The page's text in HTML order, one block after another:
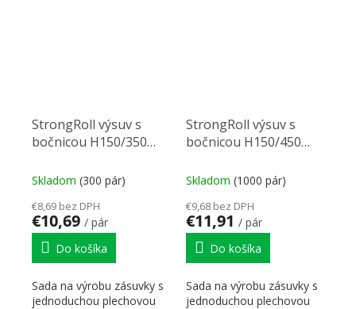
StrongRoll výsuv s
bočnicou H150/350
Skladom (300 pár)
€8,69 bez DPH
€10,69 / pár
Do košíka
Sada na výrobu zásuvky s
jednoduchou plechovou
StrongRoll výsuv s
bočnicou H150/450
Skladom (1000 pár)
€9,68 bez DPH
€11,91 / pár
Do košíka
Sada na výrobu zásuvky s
jednoduchou plechovou